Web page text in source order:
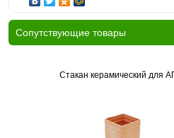
Cопутствующие товары
Стакан керамический для